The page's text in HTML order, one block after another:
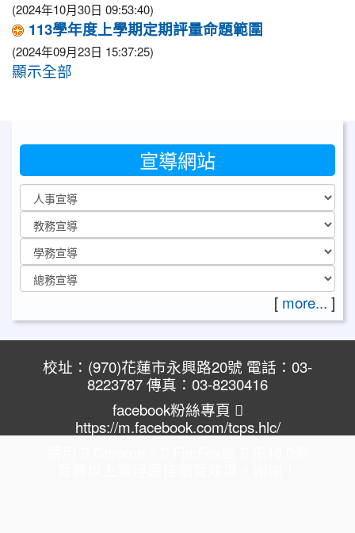
(2024年10月30日 09:53:40)
113學年度上學期定期評量命題範圍
(2024年09月23日 15:37:25)
顯示全部
宣導網站
[ more... ]
校址：(970)花蓮市永興路20號 電話：03-
8223787 傳真：03-8230416
facebook粉絲專頁
https://m.facebook.com/tcps.hlc/